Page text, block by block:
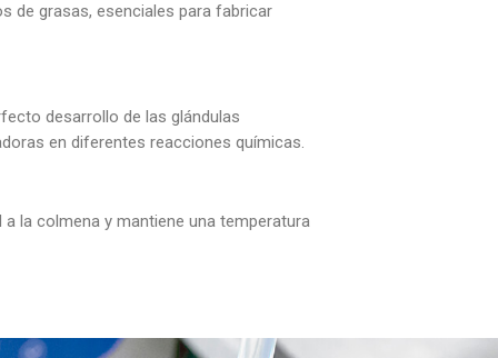
de grasas, esenciales para fabricar
desarrollo de las glándulas
en diferentes reacciones químicas.
la colmena y mantiene una temperatura